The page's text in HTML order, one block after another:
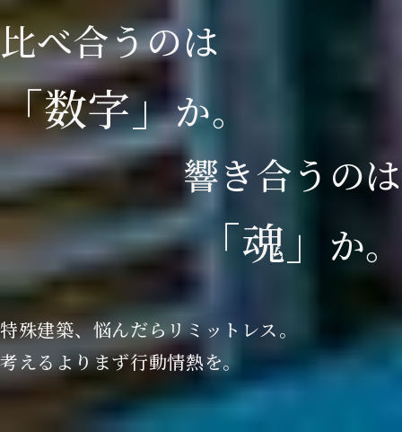
比べ合うのは
「数字」か。
響き合う のは
「魂 」 か。
特殊建築、悩んだらリミットレス。
考えるよりまず行動情熱を。